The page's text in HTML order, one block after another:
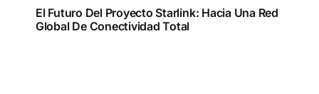
El Futuro Del Proyecto Starlink: Hacia Una Red
Global De Conectividad Total